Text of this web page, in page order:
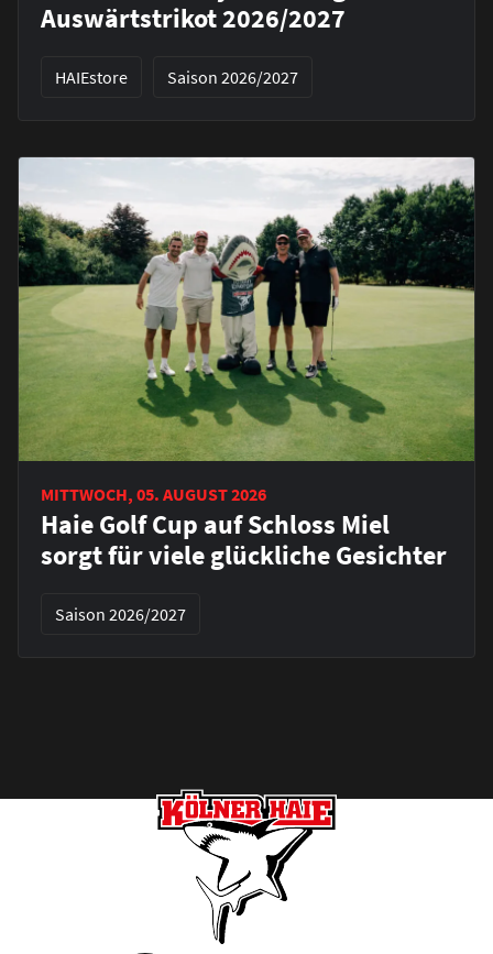
Auswärtstrikot 2026/2027
HAIEstore Saison 2026/2027
MITTWOCH, 05. AUGUST 2026
Haie Golf Cup auf Schloss Miel
sorgt für viele glückliche Gesichter
Saison 2026/2027